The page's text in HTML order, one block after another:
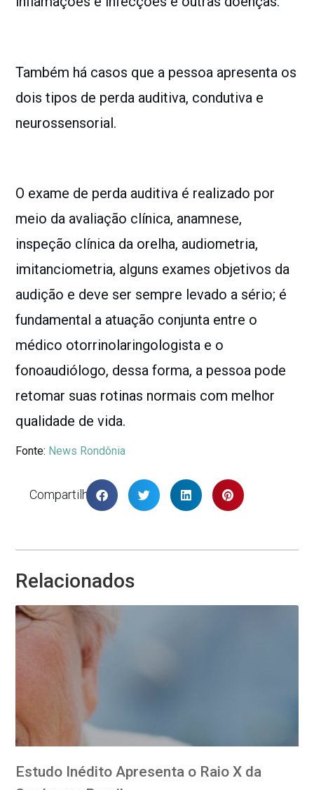
Também há casos que a pessoa apresenta os
dois tipos de perda auditiva, condutiva e
neurossensorial.
O exame de perda auditiva é realizado por
meio da avaliação clínica, anamnese,
inspeção clínica da orelha, audiometria,
imitanciometria, alguns exames objetivos da
audição e deve ser sempre levado a sério; é
fundamental a atuação conjunta entre o
médico otorrinolaringologista e o
fonoaudiólogo, dessa forma, a pessoa pode
retomar suas rotinas normais com melhor
qualidade de vida.
Fonte: News Rondônia
Compartilhar
Relacionados
Estudo Inédito Apresenta o Raio X da